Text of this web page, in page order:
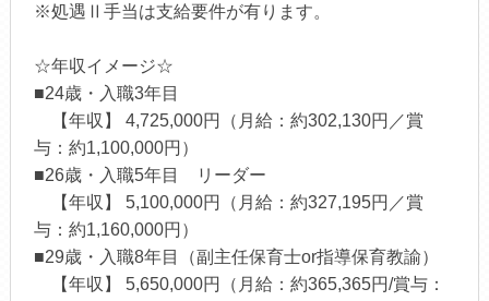
※処遇Ⅱ手当は支給要件が有ります。
☆年収イメージ☆
■24歳・入職3年目
【年収】 4,725,000円（月給：約302,130円／賞
与：約1,100,000円）
■26歳・入職5年目 リーダー
【年収】 5,100,000円（月給：約327,195円／賞
与：約1,160,000円）
■29歳・入職8年目（副主任保育士or指導保育教諭）
【年収】 5,650,000円（月給：約365,365円/賞与：